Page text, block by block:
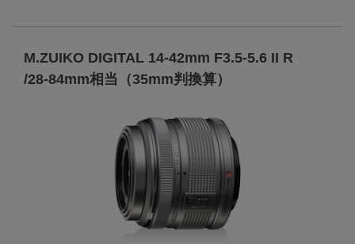
M.ZUIKO DIGITAL 14-42mm F3.5-5.6 II R
/28-84mm相当（35mm判換算）